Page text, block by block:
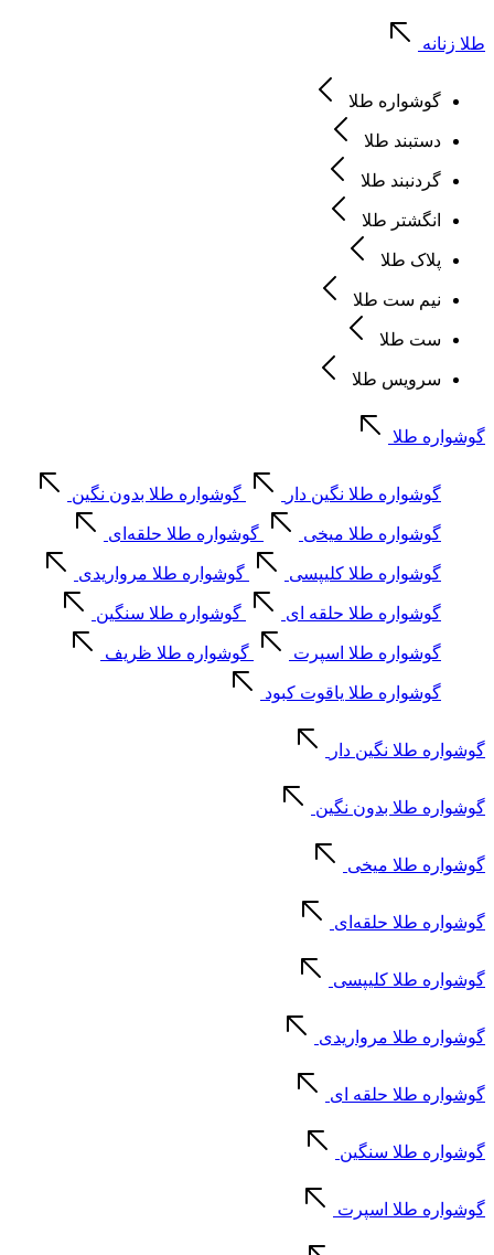
طلا زنانه
گوشواره طلا
دستبند طلا
گردنبند طلا
انگشتر طلا
پلاک طلا
نیم ست طلا
ست طلا
سرویس طلا
گوشواره طلا
گوشواره طلا نگین دار گوشواره طلا بدون نگین
گوشواره طلا میخی گوشواره طلا حلقه‌ای
گوشواره طلا کلیپسی گوشواره طلا مرواریدی
گوشواره طلا حلقه ای گوشواره طلا سنگین
گوشواره طلا اسپرت گوشواره طلا ظریف
گوشواره طلا یاقوت کبود
گوشواره طلا نگین دار
گوشواره طلا بدون نگین
گوشواره طلا میخی
گوشواره طلا حلقه‌ای
گوشواره طلا کلیپسی
گوشواره طلا مرواریدی
گوشواره طلا حلقه ای
گوشواره طلا سنگین
گوشواره طلا اسپرت